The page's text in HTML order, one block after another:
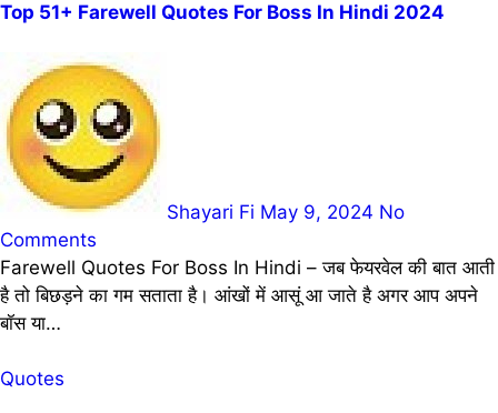
Top 51+ Farewell Quotes For Boss In Hindi 2024
Shayari Fi May 9, 2024 No
Comments
Farewell Quotes For Boss In Hindi – जब फेयरवेल की बात आती
है तो बिछड़ने का गम सताता है। आंखों में आसूं आ जाते है अगर आप अपने
बॉस या…
Quotes